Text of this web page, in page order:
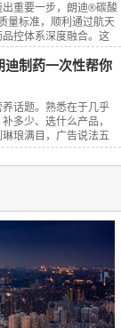
重要一步，朗迪®碳酸
量标准，顺利通过航天
控体系深度融合。这
迪制药一次性帮你
话题。熟悉在于几乎
多少、选什么产品，
琅满目，广告说法五
...